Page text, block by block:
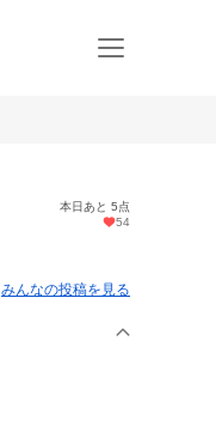
本日あと 5点
54
みんなの投稿を見る